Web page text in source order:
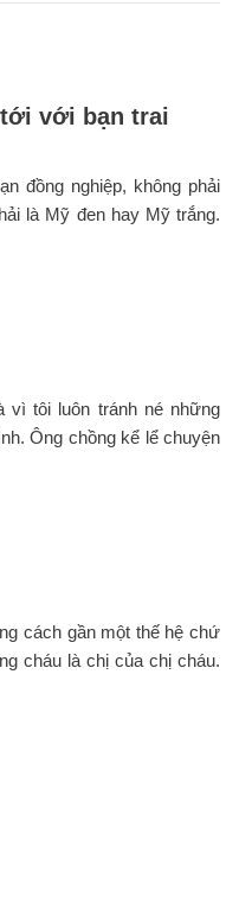
với bạn trai
đồng nghiệp, không phải
là Mỹ đen hay Mỹ trắng.
vì tôi luôn tránh né những
Ông chồng kể lể chuyện
cách gần một thế hệ chứ
cháu là chị của chị cháu.